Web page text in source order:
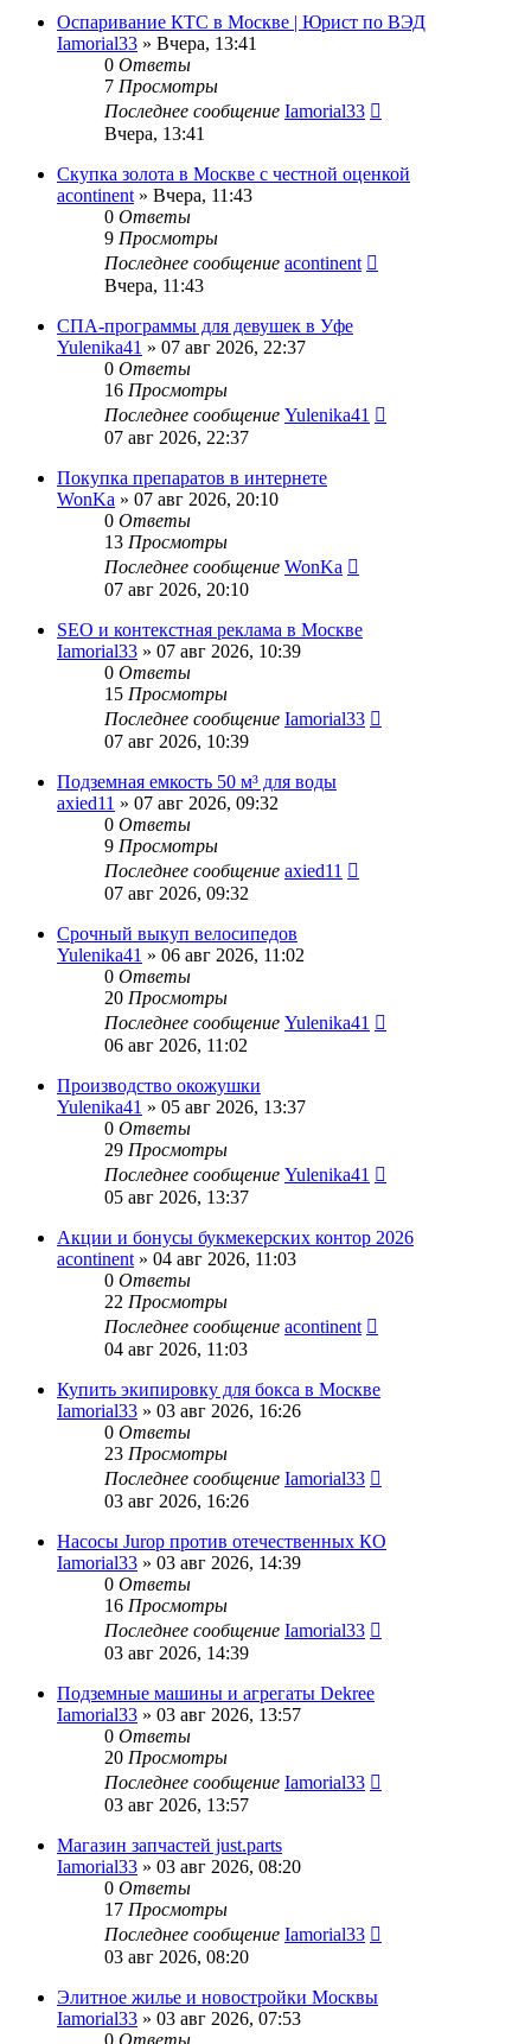
Оспаривание КТС в Москве | Юрист по ВЭД
Iamorial33 » Вчера, 13:41
0 Ответы
7 Просмотры
Последнее сообщение Iamorial33
Вчера, 13:41
Скупка золота в Москве с честной оценкой
acontinent » Вчера, 11:43
0 Ответы
9 Просмотры
Последнее сообщение acontinent
Вчера, 11:43
СПА-программы для девушек в Уфе
Yulenika41 » 07 авг 2026, 22:37
0 Ответы
16 Просмотры
Последнее сообщение Yulenika41
07 авг 2026, 22:37
Покупка препаратов в интернете
WonKa » 07 авг 2026, 20:10
0 Ответы
13 Просмотры
Последнее сообщение WonKa
07 авг 2026, 20:10
SEO и контекстная реклама в Москве
Iamorial33 » 07 авг 2026, 10:39
0 Ответы
15 Просмотры
Последнее сообщение Iamorial33
07 авг 2026, 10:39
Подземная емкость 50 м³ для воды
axied11 » 07 авг 2026, 09:32
0 Ответы
9 Просмотры
Последнее сообщение axied11
07 авг 2026, 09:32
Срочный выкуп велосипедов
Yulenika41 » 06 авг 2026, 11:02
0 Ответы
20 Просмотры
Последнее сообщение Yulenika41
06 авг 2026, 11:02
Производство окожушки
Yulenika41 » 05 авг 2026, 13:37
0 Ответы
29 Просмотры
Последнее сообщение Yulenika41
05 авг 2026, 13:37
Акции и бонусы букмекерских контор 2026
acontinent » 04 авг 2026, 11:03
0 Ответы
22 Просмотры
Последнее сообщение acontinent
04 авг 2026, 11:03
Купить экипировку для бокса в Москве
Iamorial33 » 03 авг 2026, 16:26
0 Ответы
23 Просмотры
Последнее сообщение Iamorial33
03 авг 2026, 16:26
Насосы Jurop против отечественных КО
Iamorial33 » 03 авг 2026, 14:39
0 Ответы
16 Просмотры
Последнее сообщение Iamorial33
03 авг 2026, 14:39
Подземные машины и агрегаты Dekree
Iamorial33 » 03 авг 2026, 13:57
0 Ответы
20 Просмотры
Последнее сообщение Iamorial33
03 авг 2026, 13:57
Магазин запчастей just.parts
Iamorial33 » 03 авг 2026, 08:20
0 Ответы
17 Просмотры
Последнее сообщение Iamorial33
03 авг 2026, 08:20
Элитное жилье и новостройки Москвы
Iamorial33 » 03 авг 2026, 07:53
0 Ответы